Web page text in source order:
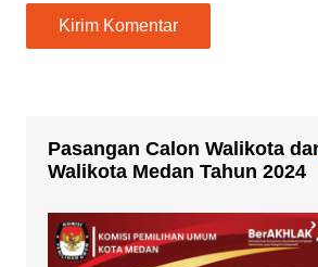
Pasangan Calon Walikota
Walikota Medan Tahun 2024